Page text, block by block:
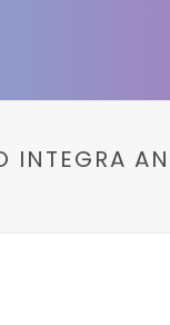
INTEGRA